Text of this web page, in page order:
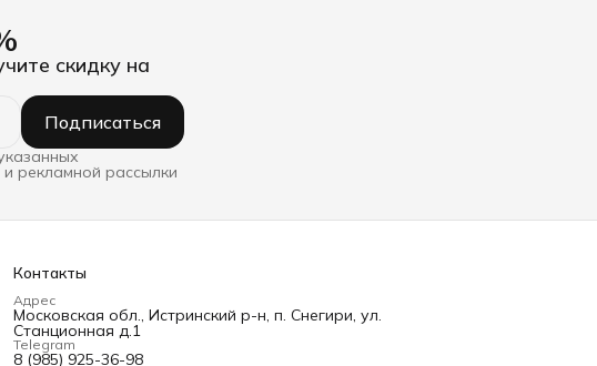
скидку на
Подписаться
рекламной рассылки
Контакты
Адрес
Московская обл., Истринский р-н, п. Снегири, ул.
Станционная д.1
Telegram
8 (985) 925-36-98